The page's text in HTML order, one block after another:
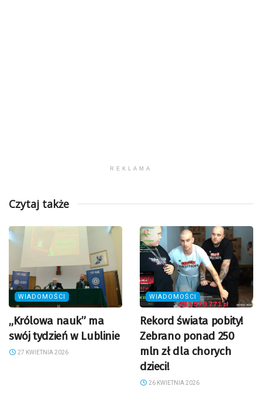
REKLAMA
Czytaj także
WIADOMOŚCI
„Królowa nauk” ma
swój tydzień w Lublinie
27 KWIETNIA 2026
WIADOMOŚCI
Rekord świata pobity!
Zebrano ponad 250
mln zł dla chorych
dzieci!
26 KWIETNIA 2026